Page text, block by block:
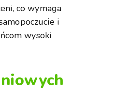
co wymaga
i
wysoki